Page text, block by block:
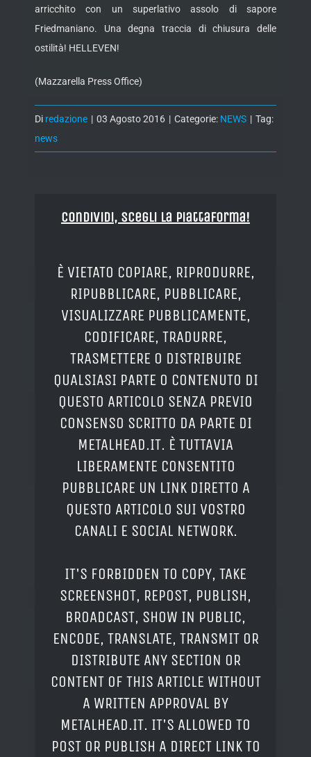
arricchito con un superlativo assolo di sapore
Friedmaniano. Una degna traccia di chiusura delle
ostilità! HELLEVEN!
(Mazzarella Press Office)
Di redazione | 03 Agosto 2016 | Categorie: NEWS | Tag:
news
Condividi, Scegli la piattaforma!
È VIETATO COPIARE, RIPRODURRE,
RIPUBBLICARE, PUBBLICARE,
VISUALIZZARE PUBBLICAMENTE,
CODIFICARE, TRADURRE,
TRASMETTERE O DISTRIBUIRE
QUALSIASI PARTE O CONTENUTO DI
QUESTO ARTICOLO SENZA PREVIO
CONSENSO SCRITTO DA PARTE DI
METALHEAD.IT. È TUTTAVIA
LIBERAMENTE CONSENTITO
PUBBLICARE UN LINK DIRETTO A
QUESTO ARTICOLO SUI VOSTRO
CANALI E SOCIAL NETWORK.
IT'S FORBIDDEN TO COPY, TAKE
SCREENSHOT, REPOST, PUBLISH,
BROADCAST, SHOW IN PUBLIC,
ENCODE, TRANSLATE, TRANSMIT OR
DISTRIBUTE ANY SECTION OR
CONTENT OF THIS ARTICLE WITHOUT
A WRITTEN APPROVAL BY
METALHEAD.IT. IT'S ALLOWED TO
POST OR PUBLISH A DIRECT LINK TO